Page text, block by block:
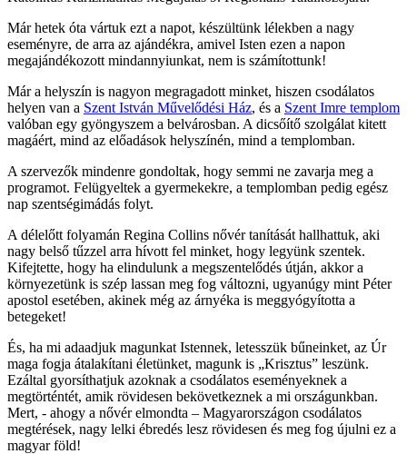
Már hetek óta vártuk ezt a napot, készültünk lélekben a nagy
eseményre, de arra az ajándékra, amivel Isten ezen a napon
megajándékozott mindannyiunkat, nem is számítottunk!
Már a helyszín is nagyon megragadott minket, hiszen csodálatos
helyen van a Szent István Művelődési Ház, és a Szent Imre templom
valóban egy gyöngyszem a belvárosban. A dicsőítő szolgálat kitett
magáért, mind az előadások helyszínén, mind a templomban.
A szervezők mindenre gondoltak, hogy semmi ne zavarja meg a
programot. Felügyeltek a gyermekekre, a templomban pedig egész
nap szentségimádás folyt.
A délelőtt folyamán Regina Collins nővér tanítását hallhattuk, aki
nagy belső tűzzel arra hívott fel minket, hogy legyünk szentek.
Kifejtette, hogy ha elindulunk a megszentelődés útján, akkor a
környezetünk is szép lassan meg fog változni, ugyanúgy mint Péter
apostol esetében, akinek még az árnyéka is meggyógyította a
betegeket!
És, ha mi adaadjuk magunkat Istennek, letesszük bűneinket, az Úr
maga fogja átalakítani életünket, magunk is „Krisztus” leszünk.
Ezáltal gyorsíthatjuk azoknak a csodálatos eseményeknek a
megtörténtét, amik rövidesen bekövetkeznek a mi országunkban.
Mert, - ahogy a nővér elmondta – Magyarországon csodálatos
megtérések, nagy lelki ébredés lesz rövidesen és meg fog újulni ez a
magyar föld!